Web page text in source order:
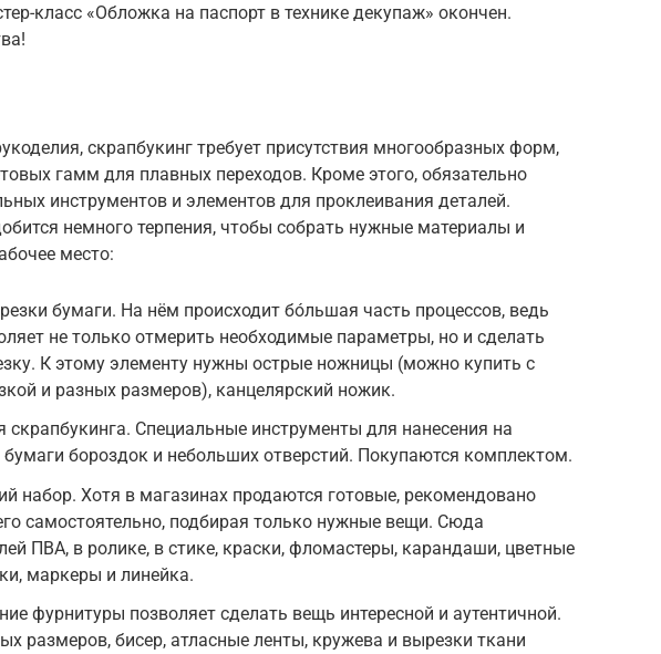
класс «Обложка на паспорт в технике декупаж» окончен.
скрапбукинг требует присутствия многообразных форм,
гамм для плавных переходов. Кроме этого, обязательно
инструментов и элементов для проклеивания деталей.
немного терпения, чтобы собрать нужные материалы и
место:
бумаги. На нём происходит бо́льшая часть процессов, ведь
не только отмерить необходимые параметры, но и сделать
К этому элементу нужны острые ножницы (можно купить с
и разных размеров), канцелярский ножик.
скрапбукинга. Специальные инструменты для нанесения на
бумаги бороздок и небольших отверстий. Покупаются комплектом.
набор. Хотя в магазинах продаются готовые, рекомендовано
самостоятельно, подбирая только нужные вещи. Сюда
ПВА, в ролике, в стике, краски, фломастеры, карандаши, цветные
маркеры и линейка.
фурнитуры позволяет сделать вещь интересной и аутентичной.
размеров, бисер, атласные ленты, кружева и вырезки ткани